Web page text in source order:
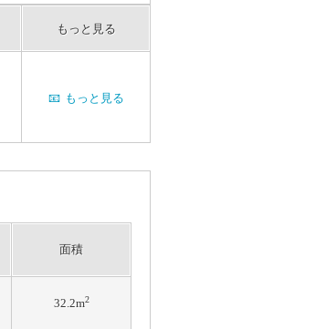
もっと見る
📧 もっと見る
面積
32.2m2